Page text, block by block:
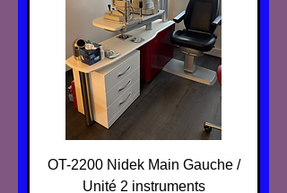
OT-2200 Nidek Main Gauche /
Unité 2 instruments